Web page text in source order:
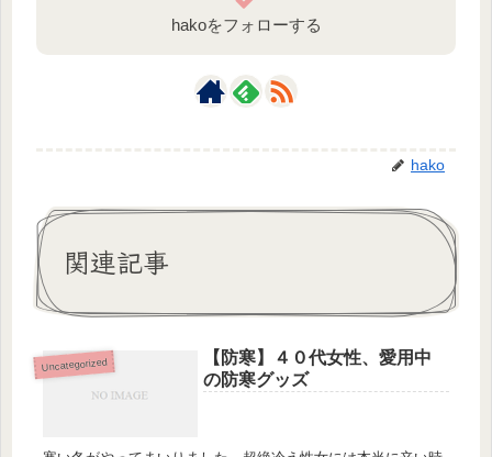
hakoをフォローする
hako
関連記事
Uncategorized
【防寒】４０代女性、愛用中
の防寒グッズ